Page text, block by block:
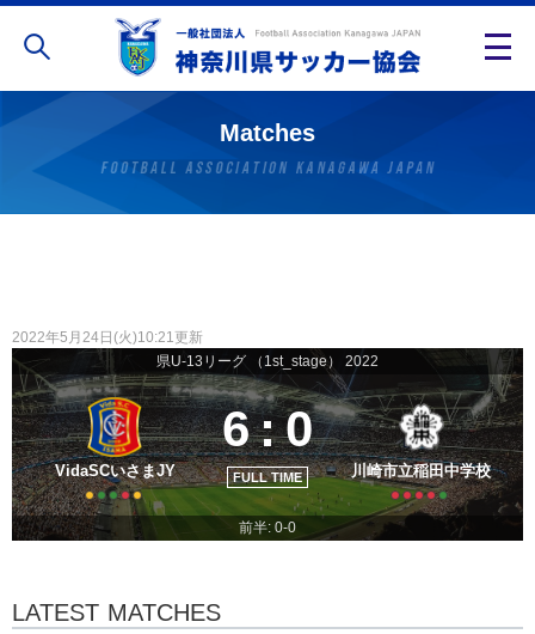
Matches
2022年5月24日(火)10:21更新
県U-13リーグ （1st_stage） 2022
VidaSCいさまJY
6:0
FULL TIME 川崎市立稲田中学校
前半: 0-0
LATEST MATCHES